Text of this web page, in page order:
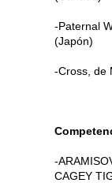
-Paternal
(Japón)
-Cross, de
-
CAGEY